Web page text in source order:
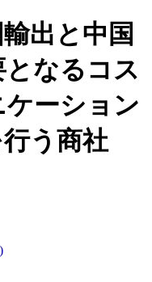
出と中国
なるコス
ケーション
う商社